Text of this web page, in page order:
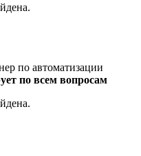
по автоматизации
по всем вопросам